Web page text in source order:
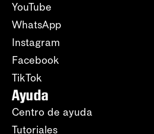
YouTube
WhatsApp
Instagram
Facebook
TikTok
Ayuda
Centro de ayuda
Tutoriales